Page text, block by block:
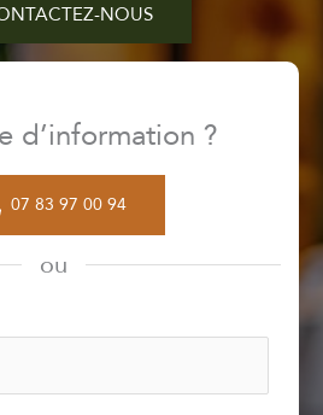
NOUS
d’information ?
07 83 97 00 94
ou